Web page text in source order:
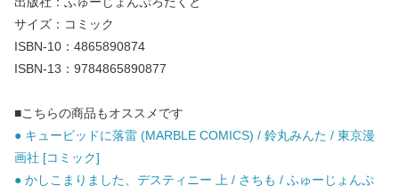
サイズ：コミック
ISBN-10：4865890874
ISBN-13：9784865890877
■こちらの商品もオススメです
● キューピッドに落雷 (MARBLE COMICS) / 鈴丸みんた / 東京漫
画社 [コミック]
● かしこまりました、デスティニー 上 / さちも / ふゅーじょんぷ